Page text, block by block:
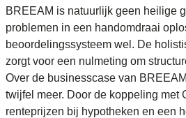
BREEAM is natuurlijk geen heilige
problemen in een handomdraai
beoordelingssysteem wel. De
zorgt voor een nulmeting om
Over de businesscase van
twijfel meer. Door de koppeling met
renteprijzen bij hypotheken en een